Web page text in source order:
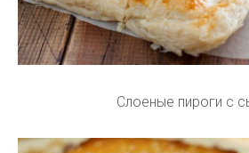
Слоеные пироги с